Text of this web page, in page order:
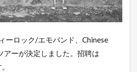
ーロック/エモバンド、Chinese
アーが決定しました。招聘は